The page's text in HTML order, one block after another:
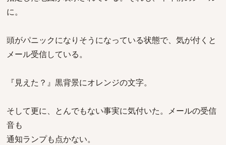
に。
頭がパニックになりそうになっている状態で、気が付くと
メール受信している。
『見えた？』黒背景にオレンジの文字。
そして更に、とんでもない事実に気付いた。メールの受信
音も
通知ランプも点かない。